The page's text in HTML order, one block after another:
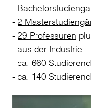
2
29 Professuren
aus der Industrie
ca. 660
ca. 140